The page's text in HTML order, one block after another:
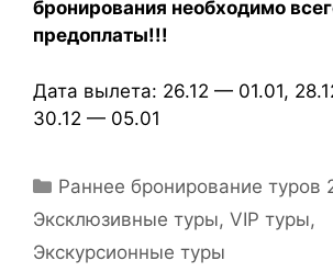
бронирования необходимо
предоплаты!!!
Дата вылета: 26.12 — 01.01,
30.12 — 05.01
Раннее бронирование туров
Эксклюзивные туры, VIP туры,
Экскурсионные туры